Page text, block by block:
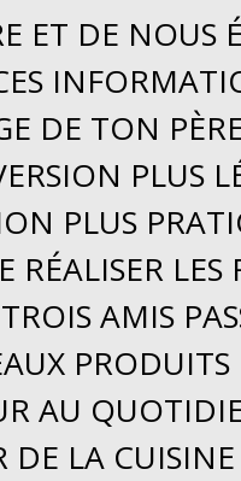
ET DE NOUS
DE TON
PLUS
PLUS
RÉALISER
AMIS
AU
DE LA